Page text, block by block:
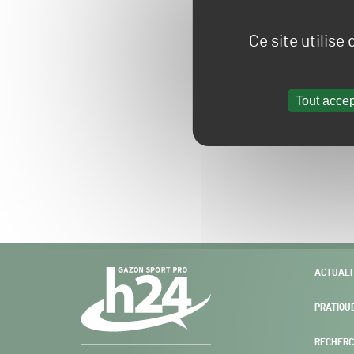
Ce site utilise
Tout